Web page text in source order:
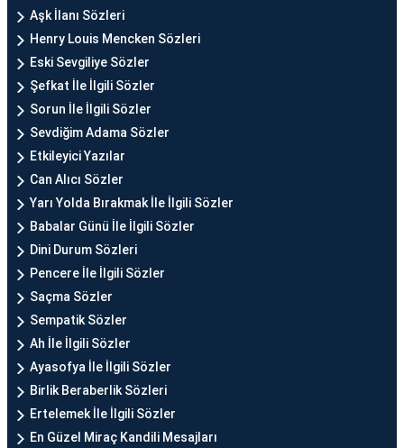
Aşk İlanı Sözleri
Henry Louis Mencken Sözleri
Eski Sevgiliye Sözler
Şefkat İle İlgili Sözler
Sorun İle İlgili Sözler
Sevdiğim Adama Sözler
Etkileyici Yazılar
Can Alıcı Sözler
Yarı Yolda Bırakmak İle İlgili Sözler
Babalar Günü İle İlgili Sözler
Dini Durum Sözleri
Pencere İle İlgili Sözler
Saçma Sözler
Sempatik Sözler
Ah İle İlgili Sözler
Ayasofya İle İlgili Sözler
Birlik Beraberlik Sözleri
Ertelemek İle İlgili Sözler
En Güzel Miraç Kandili Mesajları